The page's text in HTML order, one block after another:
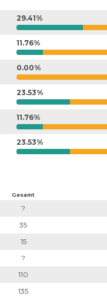
29.41%
11.76%
0.00%
23.53%
11.76%
23.53%
Gesamt
?
35
15
?
110
135